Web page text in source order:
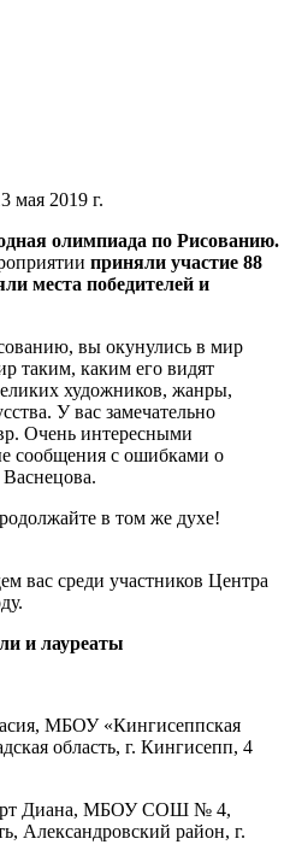
мая 2019 г.
олимпиада по Рисованию.
приняли участие 88
места победителей и
вы окунулись в мир
таким, каким его видят
художников, жанры,
У вас замечательно
Очень интересными
сообщения с ошибками о
в том же духе!
вас среди участников Центра
и лауреаты
МБОУ «Кингисеппская
область, г. Кингисепп, 4
Диана, МБОУ СОШ № 4,
Александровский район, г.